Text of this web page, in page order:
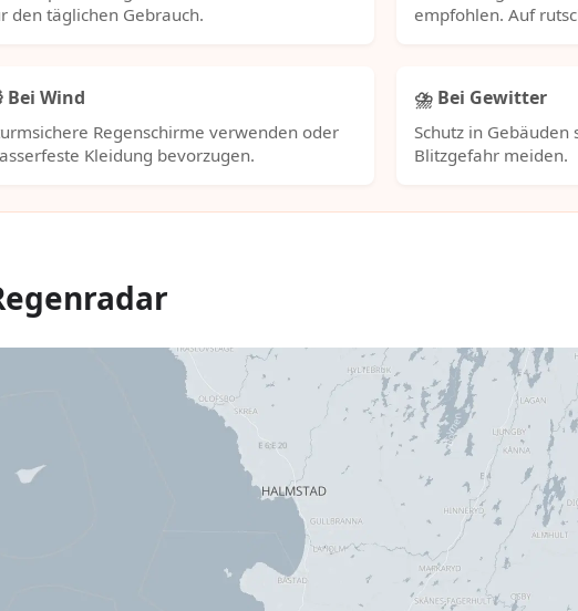
den täglichen Gebrauch.
empfohlen. Auf
Bei Wind
Regenschirme verwenden oder
Kleidung bevorzugen.
⛈️ Bei Gewitter
Schutz in Gebäuden
Blitzgefahr meiden.